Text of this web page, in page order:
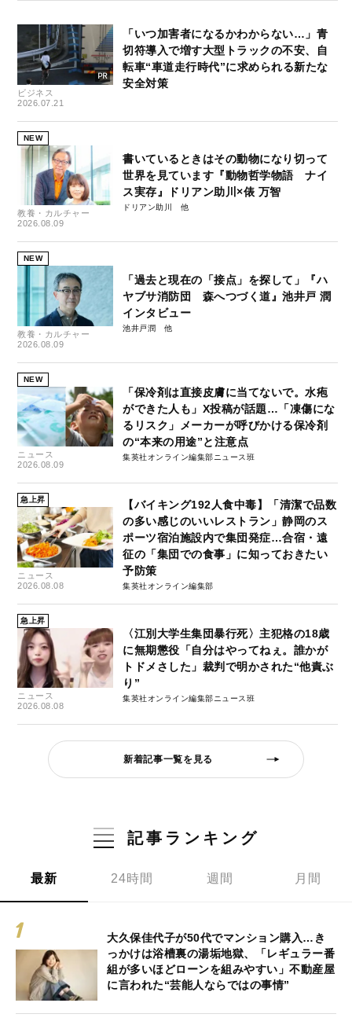
ビジネス
2026.07.21
「いつ加害者になるかわからない…」青
切符導入で増す大型トラックの不安、自
転車“車道走行時代”に求められる新たな
安全対策
NEW
教養・カルチャー
2026.08.09
書いているときはその動物になり切って
世界を見ています『動物哲学物語 ナイ
ス実存』ドリアン助川×俵 万智
ドリアン助川
NEW
教養・カルチャー
2026.08.09
「過去と現在の「接点」を探して」『ハ
ヤブサ消防団 森へつづく道』池井戸 潤
インタビュー
池井戸潤
NEW
ニュース
2026.08.09
「保冷剤は直接皮膚に当てないで。水疱
ができた人も」X投稿が話題…「凍傷にな
るリスク」メーカーが呼びかける保冷剤
の“本来の用途”と注意点
集英社オンライン編集部ニュース班
急上昇
ニュース
2026.08.08
【バイキング192人食中毒】「清潔で品数
の多い感じのいいレストラン」静岡のス
ポーツ宿泊施設内で集団発症…合宿・遠
征の「集団での食事」に知っておきたい
予防策
集英社オンライン編集部
急上昇
ニュース
2026.08.08
〈江別大学生集団暴行死〉主犯格の18歳
に無期懲役「自分はやってねぇ。誰かが
トドメさした」裁判で明かされた“他責ぶ
り”
集英社オンライン編集部ニュース班
新着記事一覧を見る
記事ランキング
最新 24時間 週間 月間
大久保佳代子が50代でマンション購入…き
っかけは浴槽裏の湯垢地獄、「レギュラー番
組が多いほどローンを組みやすい」不動産屋
に言われた“芸能人ならではの事情”